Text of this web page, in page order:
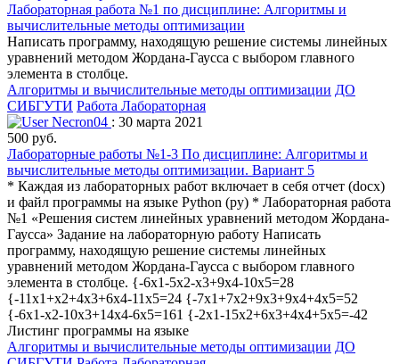
Лабораторная работа №1 по дисциплине: Алгоритмы и
вычислительные методы оптимизации
Написать программу, находящую решение системы линейных
уравнений методом Жордана-Гаусса с выбором главного
элемента в столбце.
Алгоритмы и вычислительные методы оптимизации ДО
СИБГУТИ Работа Лабораторная
Necron04 : 30 марта 2021
500 руб.
Лабораторные работы №1-3 По дисциплине: Алгоритмы и
вычислительные методы оптимизации. Вариант 5
* Каждая из лабораторных работ включает в себя отчет (docx)
и файл программы на языке Python (py) * Лабораторная работа
№1 «Решения систем линейных уравнений методом Жордана-
Гаусса» Задание на лабораторную работу Написать
программу, находящую решение системы линейных
уравнений методом Жордана-Гаусса с выбором главного
элемента в столбце. {-6x1-5x2-x3+9x4-10x5=28
{-11x1+x2+4x3+6x4-11x5=24 {-7x1+7x2+9x3+9x4+4x5=52
{-6x1-x2-10x3+14x4-6x5=161 {-2x1-15x2+6x3+4x4+5x5=-42
Листинг программы на языке
Алгоритмы и вычислительные методы оптимизации ДО